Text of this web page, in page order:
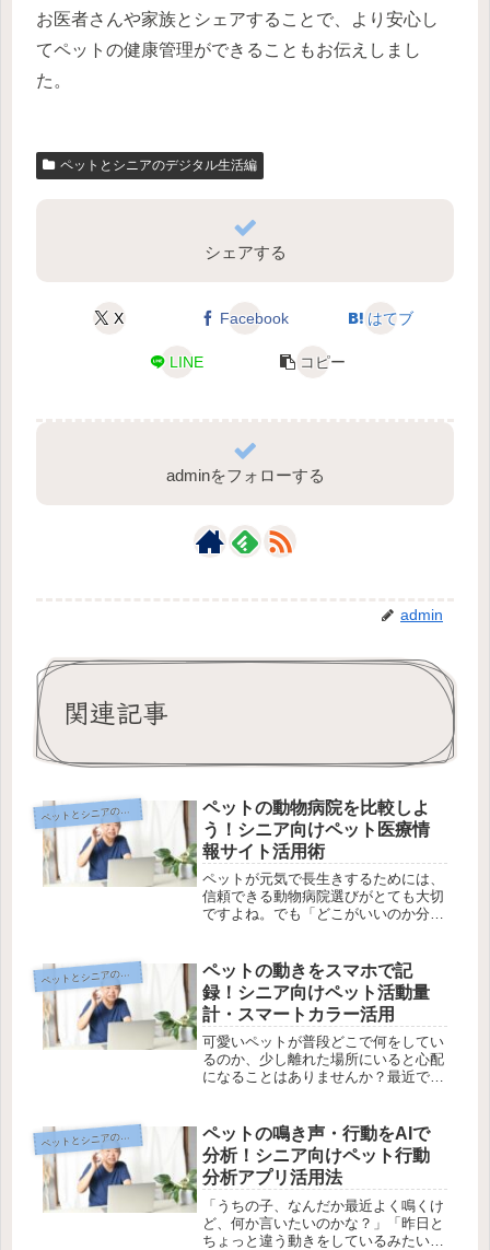
お医者さんや家族とシェアすることで、より安心し
てペットの健康管理ができることもお伝えしまし
た。
ペットとシニアのデジタル生活編
シェアする
X Facebook はてブ
LINE コピー
adminをフォローする
admin
関連記事
ペットとシニアのデジタル生活編
ペットの動物病院を比較しよ
う！シニア向けペット医療情
報サイト活用術
ペットが元気で長生きするためには、
信頼できる動物病院選びがとても大切
ですよね。でも「どこがいいのか分か
ず。そんなシニア世代の方でも安心し
て、納得できる動物病院を選べる方法
を...
ペットとシニアのデジタル生活編
ペットの動きをスマホで記
録！シニア向けペット活動量
計・スマートカラー活用
可愛いペットが普段どこで何をしてい
るのか、少し離れた場所にいると心配
になることはありませんか？最近で
トの動きや健康状態をスマホで手軽に
チェックできるようになりました。で
も、...
ペットとシニアのデジタル生活編
ペットの鳴き声・行動をAIで
分析！シニア向けペット行動
分析アプリ活用法
「うちの子、なんだか最近よく鳴くけ
ど、何か言いたいのかな？」「昨日と
ちょっと違う動きをしているみたい…